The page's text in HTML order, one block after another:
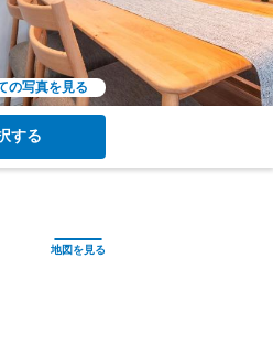
の写真を見る
する